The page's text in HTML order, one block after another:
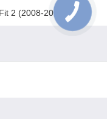
Fit 2 (2008-2014)